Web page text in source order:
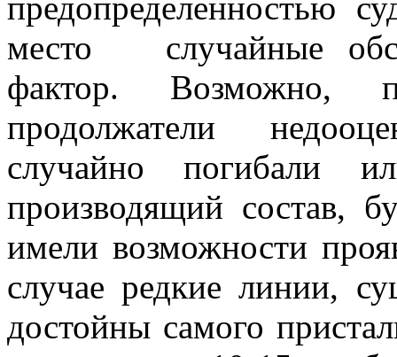
место случайные
фактор. Возможно,
продолжатели
случайно погибали
производящий состав,
имели возможности
случае редкие линии,
достойны самого